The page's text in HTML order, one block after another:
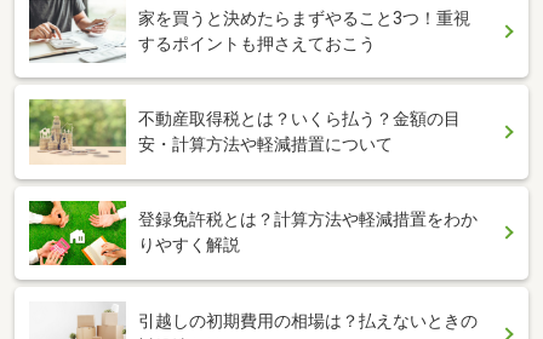
家を買うと決めたらまずやること3つ！重視
するポイントも押さえておこう
不動産取得税とは？いくら払う？金額の目
安・計算方法や軽減措置について
登録免許税とは？計算方法や軽減措置をわか
りやすく解説
引越しの初期費用の相場は？払えないときの